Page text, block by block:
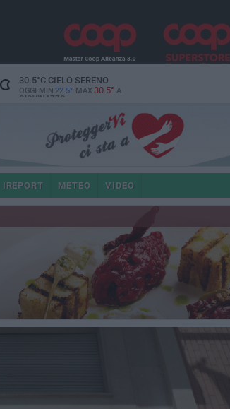
30.5°CCIELO SERENO
OGGI MIN 22.5° MAX 30.5° A
GIOVINAZZO
IREPORT METEO VIDEO